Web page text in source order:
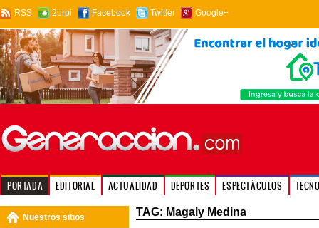
RSS 2urpi Facebook Twitter Google+
PORTADA EDITORIAL ACTUALIDAD DEPORTES ESPECTÁCULOS
Nuestros sitios TAG: Magaly Medina